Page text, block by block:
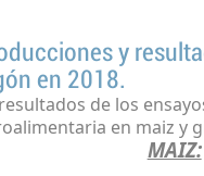
y
en 2018.
de los
en maiz y
MAIZ: